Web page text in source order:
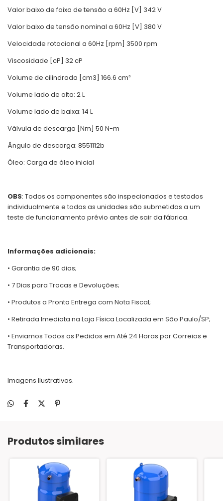
Valor baixo de faixa de tensão a 60Hz [V] 342 V
Valor baixo de tensão nominal a 60Hz [V] 380 V
Velocidade rotacional a 60Hz [rpm] 3500 rpm
Viscosidade [cP] 32 cP
Volume de cilindrada [cm3] 166.6 cm³
Volume lado de alta: 2 L
Volume lado de baixa: 14 L
Válvula de descarga [Nm] 50 N-m
Ângulo de descarga: 8551112b
Óleo: Carga de óleo inicial
OBS: Todos os componentes são inspecionados e testados
individualmente e todas as unidades são submetidas a um
teste de funcionamento prévio antes de sair da fábrica.
Informações adicionais:
• Garantia de 90 dias;
• 7 Dias para Trocas e Devoluções;
• Produtos a Pronta Entrega com Nota Fiscal;
• Retirada Imediata na Loja Física Localizada em São Paulo/SP;
• Enviamos Todos os Pedidos em Até 24 Horas por Correios e
Transportadoras.
Imagens Ilustrativas.
Produtos similares